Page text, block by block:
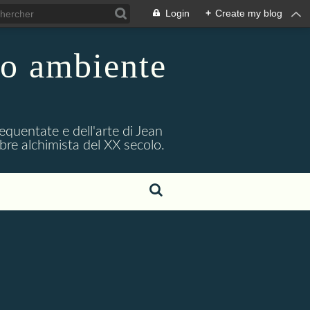
Login + Create my blog
ambiente
e dell'arte di Jean
alchimista del XX secolo.